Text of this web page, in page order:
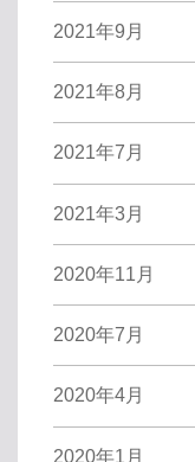
2021年9月
2021年8月
2021年7月
2021年3月
2020年11月
2020年7月
2020年4月
2020年1月